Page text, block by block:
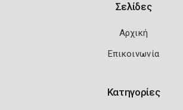
Σελίδες
Αρχική
Επικοινωνία
Κατηγορίες